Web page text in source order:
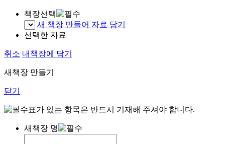
책장선택
새 책장 만들어 자료 담기
선택한 자료
취소 내책장에 담기
새책장 만들기
닫기
표가 있는 항목은 반드시 기재해 주셔야 합니다.
새책장 명